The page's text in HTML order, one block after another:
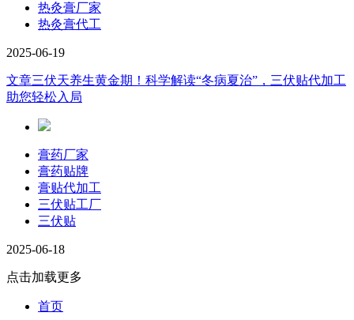
热灸膏厂家
热灸膏代工
2025-06-19
文章三伏天养生黄金期！科学解读“冬病夏治”，三伏贴代加工
助您轻松入局
膏药厂家
膏药贴牌
膏贴代加工
三伏贴工厂
三伏贴
2025-06-18
点击加载更多
首页